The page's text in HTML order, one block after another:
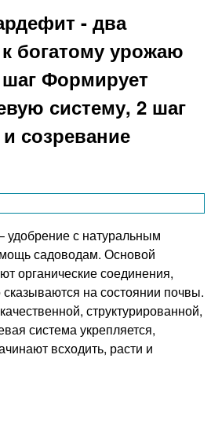
- два
богатому урожаю
Формирует
систему, 2 шаг
созревание
удобрение с натуральным
садоводам. Основой
органические соединения,
на состоянии почвы.
структурированной,
система укрепляется,
всходить, расти и